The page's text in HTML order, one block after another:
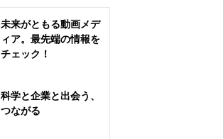
未来がともる動画メデ
ィア。最先端の情報を
チェック！
科学と企業と出会う、
つながる